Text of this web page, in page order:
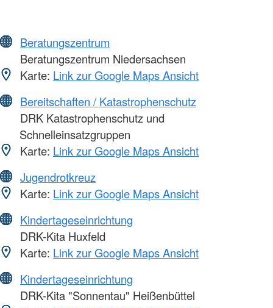
Beratungszentrum
Beratungszentrum Niedersachsen
Karte: Link zur Google Maps Ansicht
Bereitschaften / Katastrophenschutz
DRK Katastrophenschutz und
Schnelleinsatzgruppen
Karte: Link zur Google Maps Ansicht
Jugendrotkreuz
Karte: Link zur Google Maps Ansicht
Kindertageseinrichtung
DRK-Kita Huxfeld
Karte: Link zur Google Maps Ansicht
Kindertageseinrichtung
DRK-Kita "Sonnentau" Heißenbüttel